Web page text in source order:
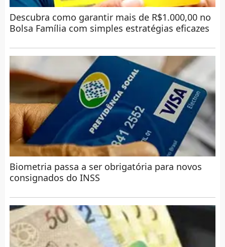
Descubra como garantir mais de R$1.000,00 no
Bolsa Família com simples estratégias eficazes
Biometria passa a ser obrigatória para novos
consignados do INSS